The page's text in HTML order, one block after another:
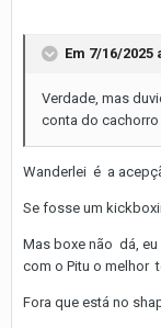
Em 7/16/2025
Verdade, mas
conta do cachorro
Wanderlei é a
Se fosse um
Mas boxe não dá,
com o Pitu o melhor
Fora que está no